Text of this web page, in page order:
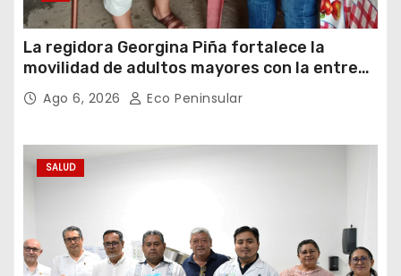
La regidora Georgina Piña fortalece la
movilidad de adultos mayores con la entrega
de aparatos ortopédicos
Ago 6, 2026 Eco Peninsular
SALUD